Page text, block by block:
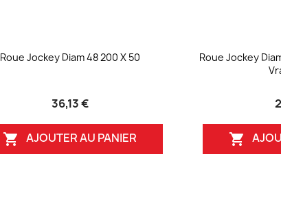
Roue Jockey Diam 48 200 X 50
36,13 €
 AJOUTER AU PANIER
Roue Jockey
